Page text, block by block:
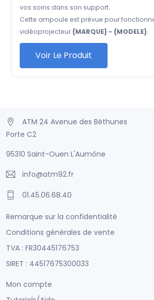
vos soins dans son support.
Cette ampoule est prévue pour
vidéoprojecteur {MARQUE} - {MODELE}.
Voir Le Produit
ATM 24 Avenue des Béthunes
Porte C2
95310 Saint-Ouen L'Aumône
info@atm92.fr
01.45.06.68.40
Remarque sur la confidentialité
Conditions générales de vente
TVA : FR30445176753
SIRET : 44517675300033
Mon compte